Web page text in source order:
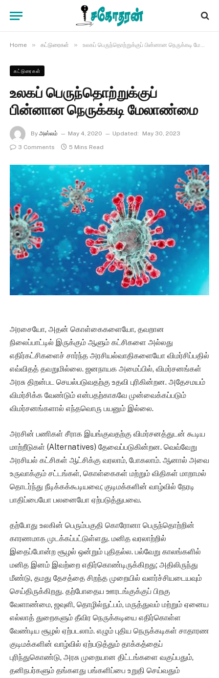
Home » கட்டுரைகள் » உலகப் பெருந்தொற்றுக்குப் பின்னான நெருக்கடி மேலாண்மை
கட்டுரைகள்
உலகப் பெருந்தொற்றுக்குப்
பின்னான நெருக்கடி மேலாண்மை
By அஸ்லம் May 4, 2020 Updated:
May 30, 2023
3 Comments
5 Mins Read
அரசையோ, அதன் கொள்கைகளையோ, தவறான
நிலைப்பாட்டில் இருக்கும் ஆளும் கட்சிகளை அல்லது
எதிர்கட்சிகளைச் சார்ந்த அரசியல்வாதிகளையோ விமர்சிப்பதில்
எவ்விதத் தவறுமில்லை. ஜனநாயக அமைப்பில், விமர்சனங்கள்
அரசு திறன்பட செயல்படுவதற்கு உதவி புரிகின்றன. அதேசமயம்
விமர்சிக்க வேண்டும் என்பதற்காகவே முன்வைக்கப்படும்
விமர்சனங்களால் எந்தவொரு பயனும் இல்லை.
அரசின் பணிகள் சீராக இயங்குவதற்கு விமர்சனத்துடன் கூடிய
மாற்றீடுகள் (Alternatives) தேவைப்படுகின்றன. வெவ்வேறு
அரசியல் கட்சிகள் ஆட்சிக்கு வரலாம், போகலாம். ஆனால் அவை
உருவாக்கும் சட்டங்கள், கொள்கைகள் மற்றும் விதிகள் மாறாமல்
தொடர்ந்து நீடிக்கக்கூடியவை; குடிமக்களின் வாழ்வில் நேரடி
பாதிப்பையோ பலனையோ ஏற்படுத்துபவை.
தற்போது உலகின் பெரும்பகுதி கொரோனா பெருந்தொற்றின்
காரணமாக முடக்கப்பட்டுள்ளது. மனித வரலாற்றில்
இதைப்போன்ற சூழல் ஒன்றும் புதிதல்ல. பல்வேறு காலங்களில்
மனித இனம் இவற்றை எதிர்கொண்டிருக்கிறது; அதிலிருந்து
மீண்டு, தமது தேசத்தை சிறந்த முறையில் வளர்ச்சியடையவும்
செய்திருக்கிறது. தற்போதைய ஊரடங்குக்குப் பிறகு
வேளாண்மை, ஜவுளி, தொழில்நுட்பம், மருத்துவம் மற்றும் ஏனைய
எல்லாத் துறைகளும் தீவிர நெருக்கடியை எதிர்கொள்ள
வேண்டிய சூழல் ஏற்படலாம். எழும் புதிய நெருக்கடிகள் சாதாரண
குடிமக்களின் வாழ்வில் ஏற்படுத்தும் தாக்கத்தைப்
புரிந்துகொண்டு, அரசு முறையான திட்டங்களை வகுப்பதும்,
தனிநபர்களும் தங்களது பங்களிப்பை உறுதி செய்வதும்